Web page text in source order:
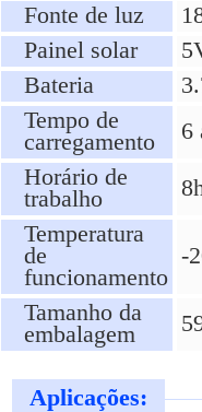
Fonte de luz
Painel solar
Bateria
Tempo de
carregamento
6
Horário de
trabalho
Temperatura
de
funcionamento
-
Tamanho da
embalagem
Aplicações: